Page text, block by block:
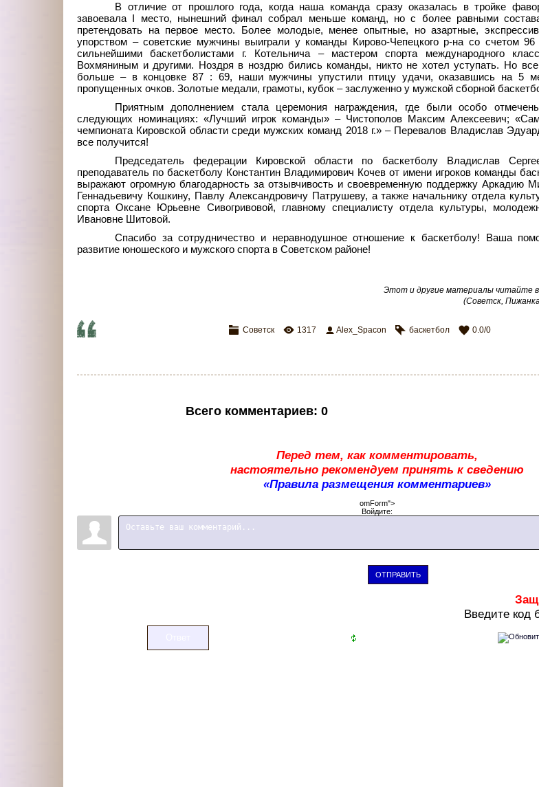
В отличие от прошлого года, когда наша команда сразу оказалась в тройке
завоевала I
место, нынешний финал собрал меньше команд, но с более равными
претендовать на первое место. Более молодые, менее опытные, но азартные,
упорством – советские мужчины выиграли у команды Кирово-Чепецкого р-на со счетом 96
сильнейшими баскетболистами г.
Котельнича – мастером спорта международного
Вохмяниным и другими. Ноздря в ноздрю бились команды, никто не хотел уступать. Но
больше – в концовке 87 : 69, наши мужчины упустили птицу удачи, оказавшись на 5
пропущенных очков. Золотые медали, грамоты, кубок – заслуженно у мужской сборной
Приятным дополнением стала церемония награждения, где были особо
следующих номинациях: «Лучший игрок команды» – Чистополов Максим Алексеевич;
чемпионата Кировской области среди мужских команд 2018 г.» – Перевалов Владислав
все получится!
Председатель федерации Кировской области по баскетболу Владислав
преподаватель по баскетболу Константин Владимирович Кочев от имени игроков команды
выражают огромную благодарность за отзывчивость и своевременную поддержку Аркадию
Геннадьевичу Кошкину, Павлу Александровичу Патрушеву, а также начальнику отдела
спорта Оксане Юрьевне Сивогривовой, главному специалисту отдела культуры,
Ивановне Шитовой.
Спасибо за сотрудничество и неравнодушное отношение к баскетболу! Ваша
развитие юношеского и мужского спорта в Советском районе!
Этот и другие материалы читайте
(Советск,
Советск 1317 Alex_Spacon баскетбол 0.0/0
Всего комментариев: 0
Перед тем, как комментировать,
настоятельно рекомендуем принять к сведению
«Правила размещения комментариев»
omForm">
Войдите:
ОТПРАВИТЬ
Введите код